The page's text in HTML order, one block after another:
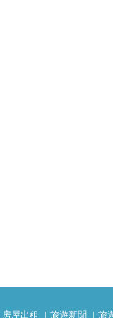
房屋出租 旅遊新聞 旅